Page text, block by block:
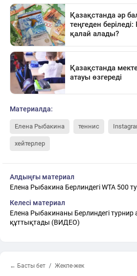
Материалда:
Елена Рыбакина теннис
хейтерлер
Алдыңғы материал
Елена Рыбакина Берлиндегі WTA 500
Келесі материал
Елена Рыбакинаны Берлиндегі турнир
құттықтады (ВИДЕО)
← Басты бет Жекпе-жек